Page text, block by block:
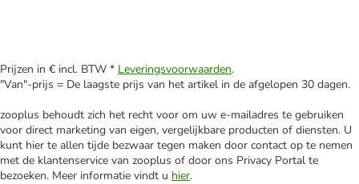
Prijzen in € incl. BTW * Leveringsvoorwaarden.
"Van"-prijs = De laagste prijs van het artikel in de afgelopen 30 dagen.
zooplus behoudt zich het recht voor om uw e-mailadres te gebruiken
voor direct marketing van eigen, vergelijkbare producten of diensten. U
kunt hier te allen tijde bezwaar tegen maken door contact op te nemen
met de klantenservice van zooplus of door ons Privacy Portal te
bezoeken. Meer informatie vindt u hier.